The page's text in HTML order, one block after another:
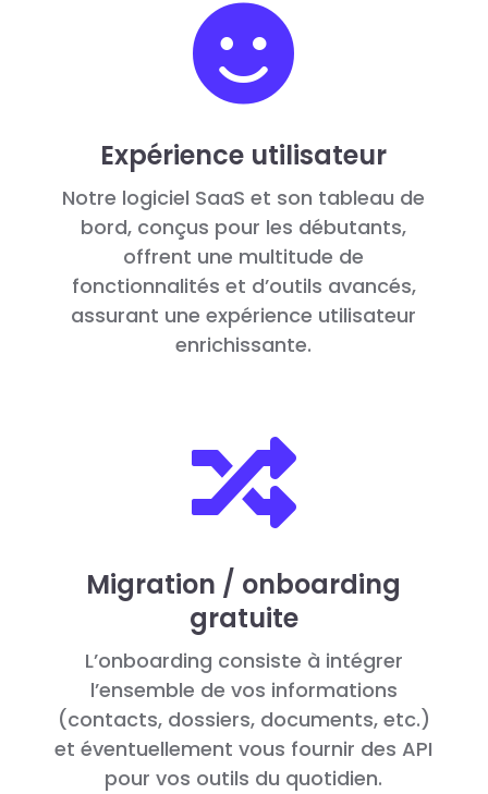

Expérience utilisateur
Notre logiciel SaaS et son tableau de
bord, conçus pour les débutants,
offrent une multitude de
fonctionnalités et d’outils avancés,
assurant une expérience utilisateur
enrichissante.

Migration / onboarding
gratuite
L’onboarding consiste à intégrer
l’ensemble de vos informations
(contacts, dossiers, documents, etc.)
et éventuellement vous fournir des API
pour vos outils du quotidien.